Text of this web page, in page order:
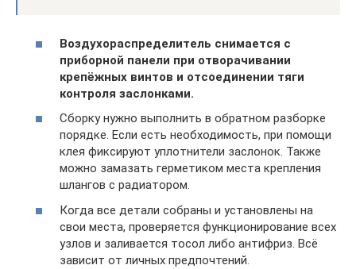
Воздухораспределитель снимается с
приборной панели при отворачивании
крепёжных винтов и отсоединении тяги
контроля заслонками.
Сборку нужно выполнить в обратном разборке
порядке. Если есть необходимость, при помощи
клея фиксируют уплотнители заслонок. Также
можно замазать герметиком места крепления
шлангов с радиатором.
Когда все детали собраны и установлены на
свои места, проверяется функционирование всех
узлов и заливается тосол либо антифриз. Всё
зависит от личных предпочтений.